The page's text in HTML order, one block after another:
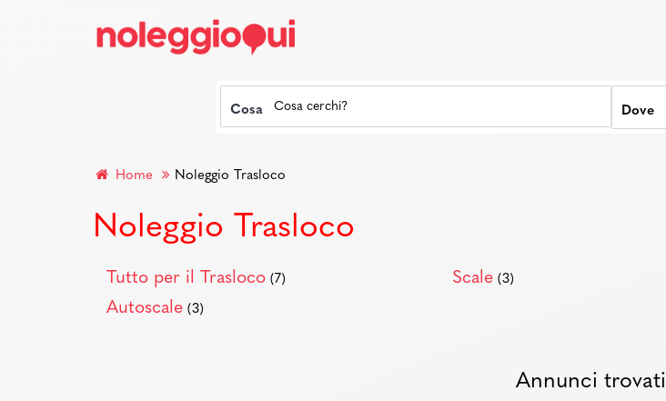
Cosa Dove
Home Noleggio Trasloco
Noleggio Trasloco
Tutto per il Trasloco (7) Scale (3)
Autoscale (3)
Annunci trovati